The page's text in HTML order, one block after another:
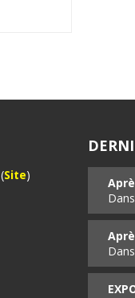
(Site)
Dans
Dans